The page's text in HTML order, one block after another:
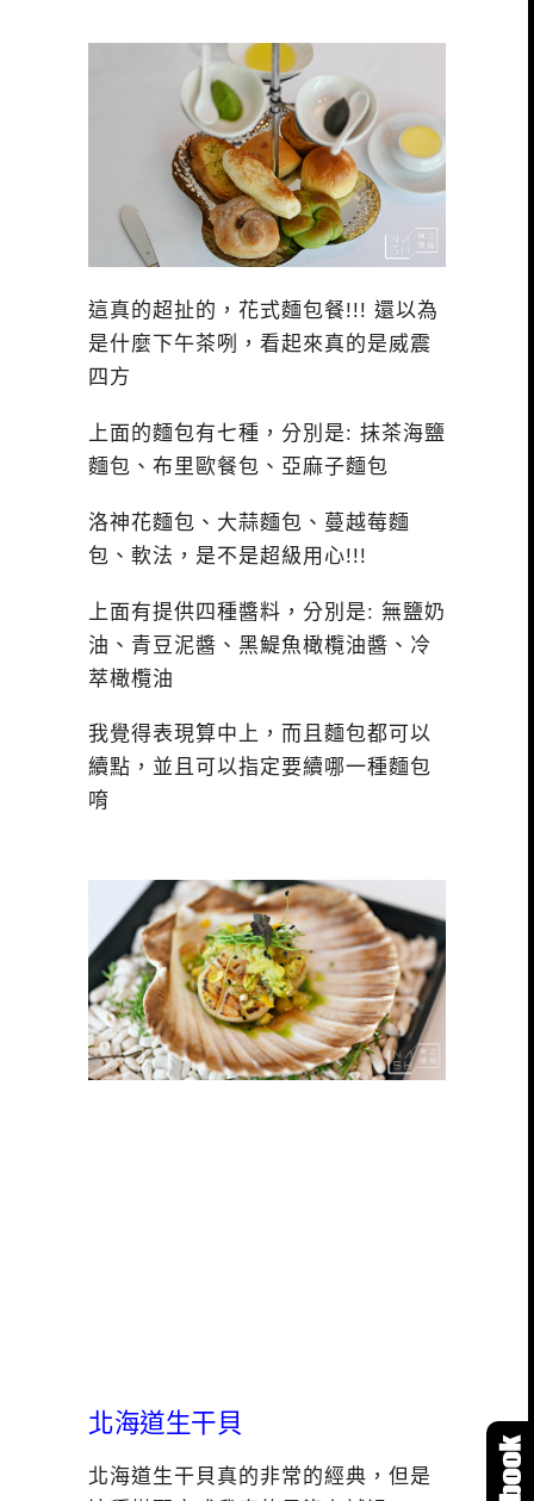
這真的超扯的，花式麵包餐!!! 還以為
是什麼下午茶咧，看起來真的是威震
四方
上面的麵包有七種，分別是: 抹茶海鹽
麵包、布里歐餐包、亞麻子麵包
洛神花麵包、大蒜麵包、蔓越莓麵
包、軟法，是不是超級用心!!!
上面有提供四種醬料，分別是: 無鹽奶
油、青豆泥醬、黑鯷魚橄欖油醬、冷
萃橄欖油
我覺得表現算中上，而且麵包都可以
續點，並且可以指定要續哪一種麵包
唷
北海道生干貝
北海道生干貝真的非常的經典，但是